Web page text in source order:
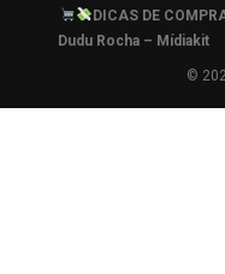
DICAS DE
Dudu Rocha – Mídiakit
©